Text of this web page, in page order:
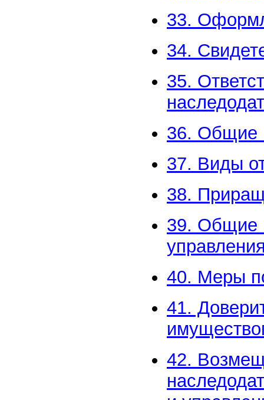
33.
34.
35.
36. Общие
37. Виды
38.
39. Общие
40. Меры
41.
42.